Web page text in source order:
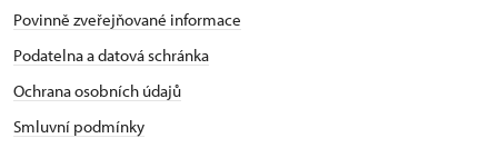
Povinně zveřejňované informace
Podatelna a datová schránka
Ochrana osobních údajů
Smluvní podmínky